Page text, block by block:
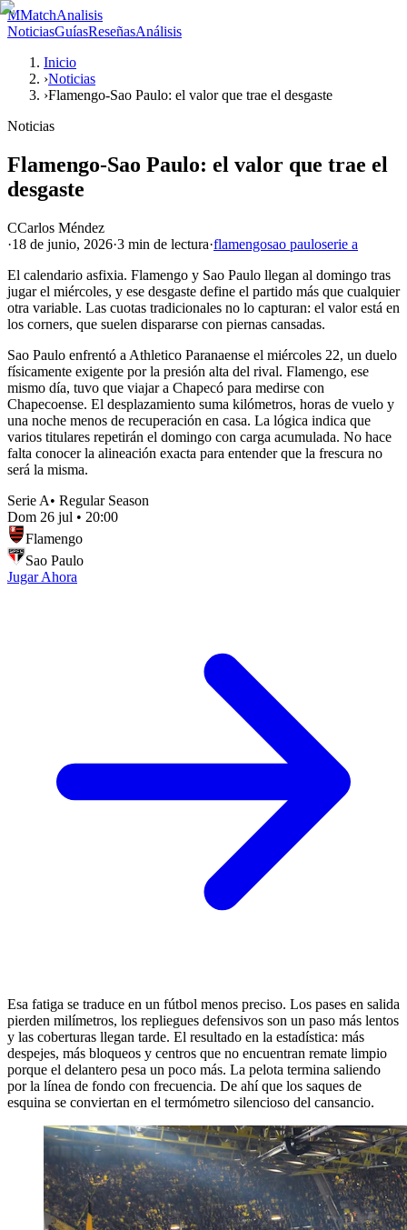
MMatchAnalisis
NoticiasGuíasReseñasAnálisis
Inicio
›Noticias
›Flamengo-Sao Paulo: el valor que trae el desgaste
Noticias
Flamengo-Sao Paulo: el valor que trae el
desgaste
CCarlos Méndez
·18 de junio, 2026·3 min de lectura·flamengosao pauloserie a
El calendario asfixia. Flamengo y Sao Paulo llegan al domingo tras
jugar el miércoles, y ese desgaste define el partido más que cualquier
otra variable. Las cuotas tradicionales no lo capturan: el valor está en
los corners, que suelen dispararse con piernas cansadas.
Sao Paulo enfrentó a Athletico Paranaense el miércoles 22, un duelo
físicamente exigente por la presión alta del rival. Flamengo, ese
mismo día, tuvo que viajar a Chapecó para medirse con
Chapecoense. El desplazamiento suma kilómetros, horas de vuelo y
una noche menos de recuperación en casa. La lógica indica que
varios titulares repetirán el domingo con carga acumulada. No hace
falta conocer la alineación exacta para entender que la frescura no
será la misma.
Serie A• Regular Season
Dom 26 jul • 20:00
Flamengo
Sao Paulo
Jugar Ahora
Esa fatiga se traduce en un fútbol menos preciso. Los pases en salida
pierden milímetros, los repliegues defensivos son un paso más lentos
y las coberturas llegan tarde. El resultado en la estadística: más
despejes, más bloqueos y centros que no encuentran remate limpio
porque el delantero pesa un poco más. La pelota termina saliendo
por la línea de fondo con frecuencia. De ahí que los saques de
esquina se conviertan en el termómetro silencioso del cansancio.